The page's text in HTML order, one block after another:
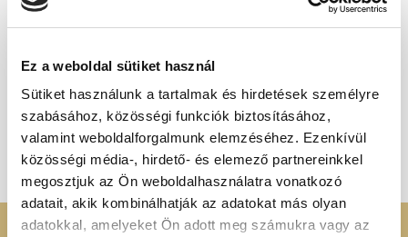
Ez a weboldal sütiket használ
Sütiket használunk a tartalmak és hirdetések személyre
szabásához, közösségi funkciók biztosításához,
valamint weboldalforgalmunk elemzéséhez. Ezenkívül
közösségi média-, hirdető- és elemező partnereinkkel
megosztjuk az Ön weboldalhasználatra vonatkozó
adatait, akik kombinálhatják az adatokat más olyan
adatokkal, amelyeket Ön adott meg számukra vagy az
ASZALT ÉS KANDÍROZOTT GYÜMÖLCSÖK
Medjool király datolya 250g
1 495Ft – 24 990FtÁrtartomány:
1
495 Ft
-
24